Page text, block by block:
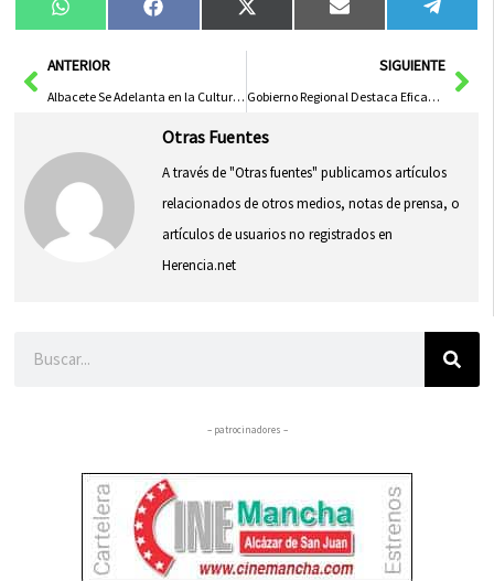
Compartir
en
WhatsAppCompartir
en
FacebookCompartir
en
X
(Twitter)
Compartir
en
Email
en
AntANTERIOR
Albacete Se Adelanta en la Cultura Cinematográfica con el Preestreno de ‘La Bala’, Reciente Obra del Cineasta Carlos Iglesias
SIGUIENTE
Gobierno Regional Destaca Eficacia del Dispositivo INFOCAM en Toledo 2025
Otras Fuentes
A través de "Otras fuentes" publicamos artículos
relacionados de otros medios, notas de prensa, o
artículos de usuarios no registrados en
Herencia.net
– patrocinadores –